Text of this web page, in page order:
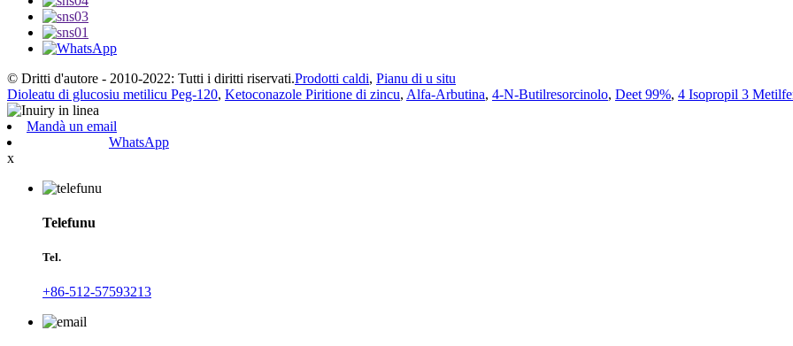
© Dritti d'autore - 2010-2022: Tutti i diritti riservati.Prodotti caldi, Pianu di u situ
Dioleatu di glucosiu metilicu Peg-120, Ketoconazole Piritione di zincu, Alfa-Arbutina, 4-N-Butilresorcinolo, Deet 99%, 4 Isopropil 3
Mandà un email
WhatsApp
x
Telefunu
Tel.
+86-512-57593213